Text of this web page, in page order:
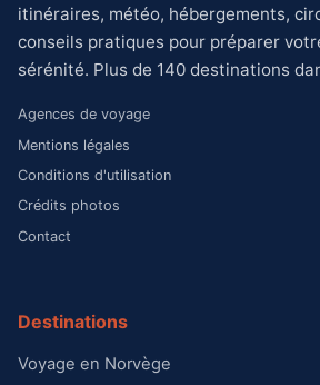
itinéraires, météo, hébergements,
conseils pratiques pour préparer
sérénité. Plus de 140 destinations
Agences de voyage
Mentions légales
Conditions d'utilisation
Crédits photos
Contact
Destinations
Voyage en Norvège